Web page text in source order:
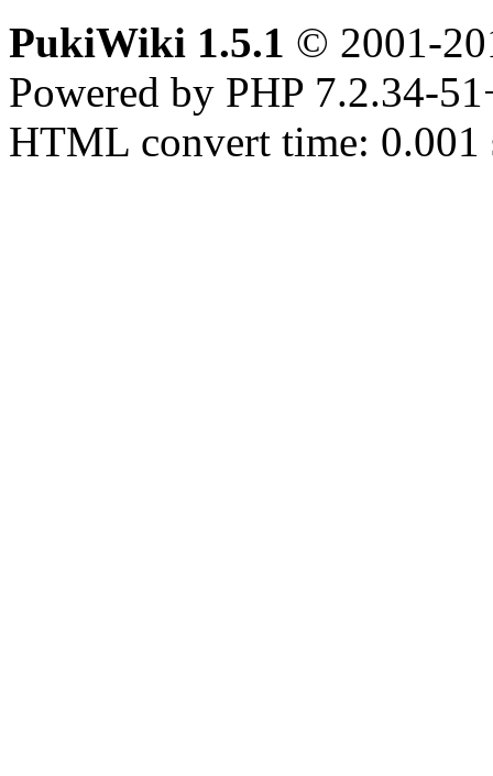
PukiWiki 1.5.1 © 2001-
Powered by PHP 7.2.34-
HTML convert time: 0.001